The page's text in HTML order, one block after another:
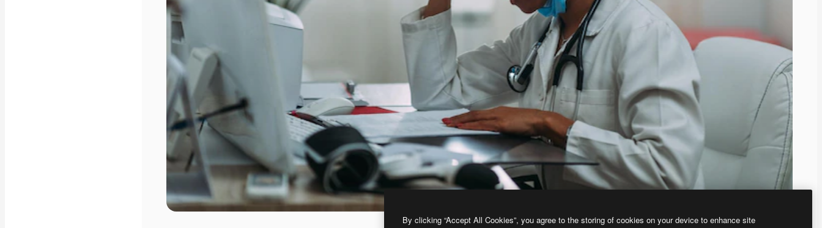
By clicking “Accept All Cookies”, you agree to the storing of cookies on your device to enhance site